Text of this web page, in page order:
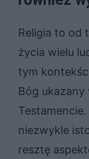
Religia to od
życia wielu
tym
Bóg
niezwykle
resztę